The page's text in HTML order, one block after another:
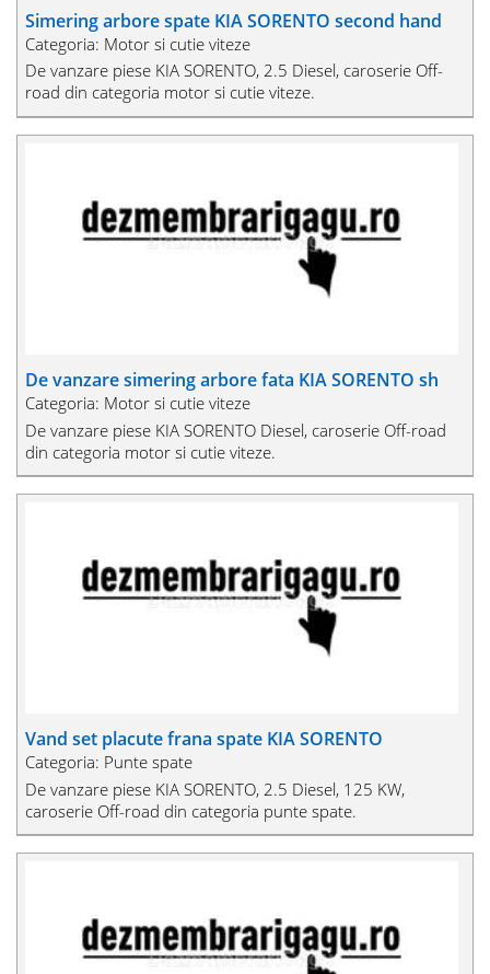
Simering arbore spate KIA SORENTO second hand
Categoria: Motor si cutie viteze
De vanzare piese KIA SORENTO, 2.5 Diesel, caroserie Off-
road din categoria motor si cutie viteze.
De vanzare simering arbore fata KIA SORENTO sh
Categoria: Motor si cutie viteze
De vanzare piese KIA SORENTO Diesel, caroserie Off-road
din categoria motor si cutie viteze.
Vand set placute frana spate KIA SORENTO
Categoria: Punte spate
De vanzare piese KIA SORENTO, 2.5 Diesel, 125 KW,
caroserie Off-road din categoria punte spate.